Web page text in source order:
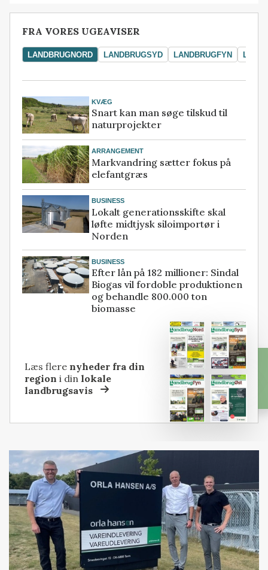
FRA VORES UGEAVISER
LANDBRUGNORD LANDBRUGSYD LANDBRUGFYN
KVÆG
Snart kan man søge tilskud til
naturprojekter
ARRANGEMENT
Markvandring sætter fokus på
elefantgræs
BUSINESS
Lokalt generationsskifte skal
løfte midtjysk siloimportør i
Norden
BUSINESS
Efter lån på 182 millioner: Sindal
Biogas vil fordoble produktionen
og behandle 800.000 ton
biomasse
Læs flere nyheder fra din
region i dinlokale
landbrugsavis